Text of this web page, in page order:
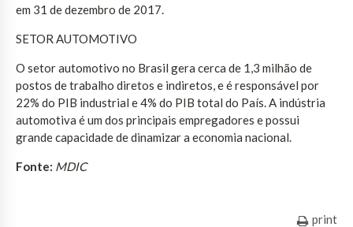
em 31 de dezembro de 2017.
SETOR AUTOMOTIVO
O setor automotivo no Brasil gera cerca de 1,3 milhão de
postos de trabalho diretos e indiretos, e é responsável por
22% do PIB industrial e 4% do PIB total do País. A indústria
automotiva é um dos principais empregadores e possui
grande capacidade de dinamizar a economia nacional.
Fonte: MDIC
print